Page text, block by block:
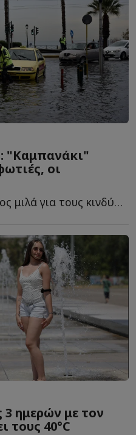
"Καμπανάκι"
οι
Ο έμπειρος μετεωρολόγος μιλά για τους κινδύνους που α...
3 ημερών με τον
τους 40°C